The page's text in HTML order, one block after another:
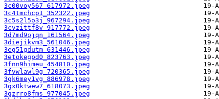
3c00voy567_617972.jpeg
3c4tmchcp1_352322.jpeg
3c5s2l5o3j_967294.jpeg
3cvzittf8v_917772.jpeg
3d7md9ojqn_161564.jpeg
3diejikvm3_561046.jpeg
3eg51gdutm_631446.jpeg
3etokegpd0_823763.jpeg
3fnn9himeu_454810.jpeg
3fvwlawl9g_720365.jpeg
3gk6mey1vg_886978.jpeg
3gx0ktwew7_618073.jpeg
3gzrro8fms_977045.jpeg